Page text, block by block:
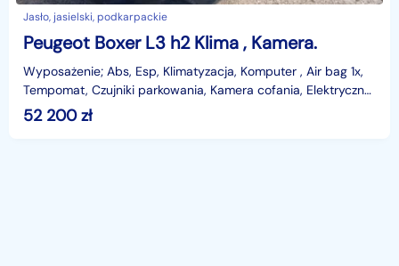
Jasło, jasielski, podkarpackie
Peugeot Boxer L3 h2 Klima , Kamera.
Wyposażenie; Abs, Esp, Klimatyzacja, Komputer , Air bag 1x,
Tempomat, Czujniki parkowania, Kamera cofania, Elektryczne
szyby, Elektryczne lusterka-Ste
52 200zł